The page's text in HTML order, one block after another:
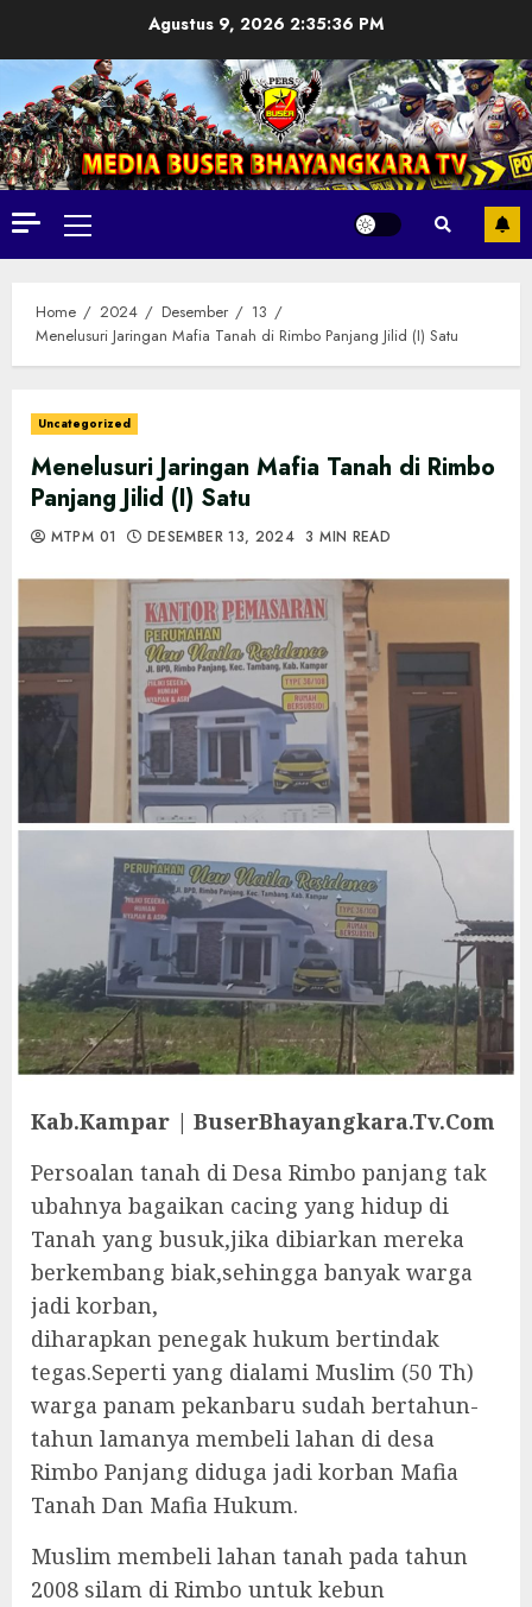
Agustus 9, 20262:35:38 PM
Primary
Menu
Home 2024 Desember
13
Menelusuri Jaringan Mafia Tanah di Rimbo Panjang Jilid (I) Satu
Uncategorized
Menelusuri Jaringan Mafia Tanah di Rimbo
Panjang Jilid (I) Satu
MTPM 01 DESEMBER 13, 2024 3 MIN READ
Kab.Kampar | BuserBhayangkara.Tv.Com
Persoalan tanah di Desa Rimbo panjang tak
ubahnya bagaikan cacing yang hidup di
Tanah yang busuk,jika dibiarkan mereka
berkembang biak,sehingga banyak warga
jadi korban,
diharapkan penegak hukum bertindak
tegas.Seperti yang dialami Muslim (50 Th)
warga panam pekanbaru sudah bertahun-
tahun lamanya membeli lahan di desa
Rimbo Panjang diduga jadi korban Mafia
Tanah Dan Mafia Hukum.
Muslim membeli lahan tanah pada tahun
2008 silam di Rimbo untuk kebun